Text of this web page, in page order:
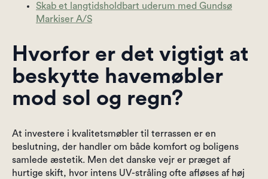
Skab et langtidsholdbart uderum med Gundsø
Markiser A/S
Hvorfor er det vigtigt at
beskytte havemøbler
mod sol og regn?
At investere i kvalitetsmøbler til terrassen er en
beslutning, der handler om både komfort og boligens
samlede æstetik. Men det danske vejr er præget af
hurtige skift, hvor intens UV-stråling ofte afløses af høj